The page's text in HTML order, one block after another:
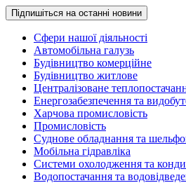
Підпишіться на останні новини
Сфери нашої діяльності
Автомобільна галузь
Будівництво комерційне
Будівництво житлове
Централізоване
Енергозабезпечення та
Харчова промисловість
Промисловість
Суднове обладнання та
Мобільна гідравліка
Системи охолодження та
Водопостачання та